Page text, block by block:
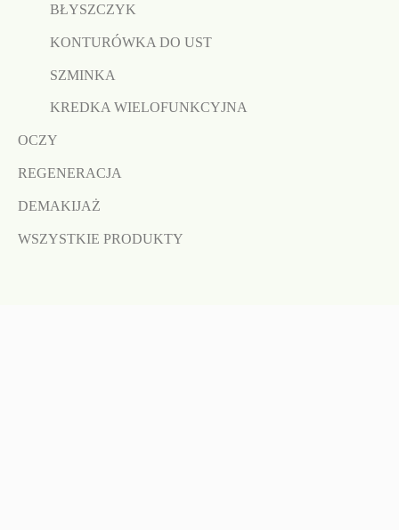
BŁYSZCZYK
KONTURÓWKA DO UST
SZMINKA
KREDKA WIELOFUNKCYJNA
OCZY
REGENERACJA
DEMAKIJAŻ
WSZYSTKIE PRODUKTY